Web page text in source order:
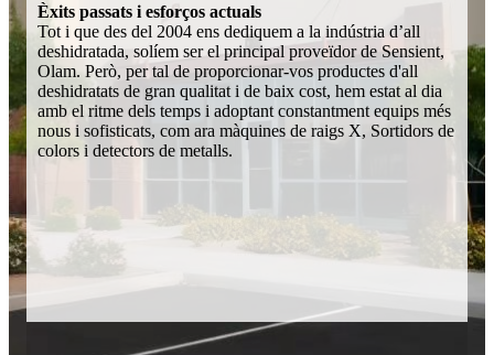
Èxits passats i esforços actuals
Tot i que des del 2004 ens dediquem a la indústria d’all
deshidratada, solíem ser el principal proveïdor de Sensient,
Olam. Però, per tal de proporcionar-vos productes d'all
deshidratats de gran qualitat i de baix cost, hem estat al dia
amb el ritme dels temps i adoptant constantment equips més
nous i sofisticats, com ara màquines de raigs X, Sortidors de
colors i detectors de metalls.